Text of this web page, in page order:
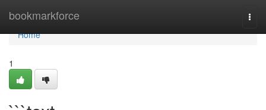
bookmarkforce
Home
Home
1